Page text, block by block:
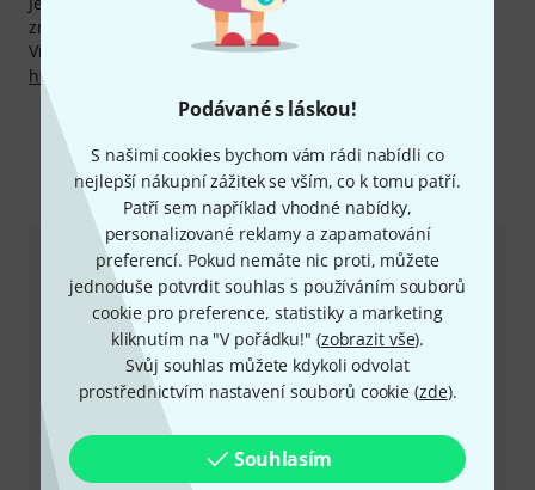
Podávané s láskou!
S našimi cookies bychom vám rádi nabídli co
nejlepší nákupní zážitek se vším, co k tomu patří.
Patří sem například vhodné nabídky,
personalizované reklamy a zapamatování
preferencí. Pokud nemáte nic proti, můžete
jednoduše potvrdit souhlas s používáním souborů
cookie pro preference, statistiky a marketing
kliknutím na "V pořádku!" (zobrazit vše).
Svůj souhlas můžete kdykoli odvolat
prostřednictvím nastavení souborů cookie (zde).
Souhlasím
značky Vic Firth.
Více informací o výrobci najdete zde:
http://www.vicfirth.com
Více o výrobci Vic Firth
Recenze
VFVKB1 Beater